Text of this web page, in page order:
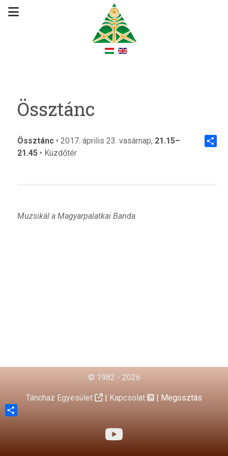
Össztánc
Össztánc• 2017. április 23. vasárnap, 21.15–
21.45• Küzdőtér
Muzsikál a Magyarpalatkai Banda
© 1982 - 2026
Tánchaz Egyesület | Kapcsolat | Megosztás